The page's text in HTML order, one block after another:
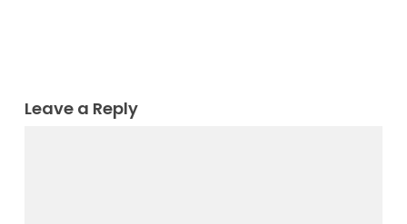
Leave a Reply